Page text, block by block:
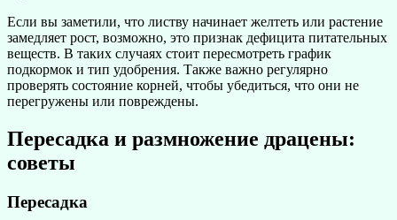
Если вы заметили, что листву начинает желтеть или растение
замедляет рост, возможно, это признак дефицита питательных
веществ. В таких случаях стоит пересмотреть график
подкормок и тип удобрения. Также важно регулярно
проверять состояние корней, чтобы убедиться, что они не
перегружены или повреждены.
Пересадка и размножение драцены:
советы
Пересадка